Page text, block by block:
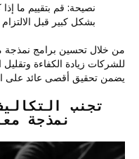
نصيحة: قم بتقييم ما
بشكل كبير قبل الالتزام
من خلال تحسين برامج نمذجة
للشركات زيادة الكفاءة
يضمن تحقيق أقصى عائد على
تجنب
نمذجة